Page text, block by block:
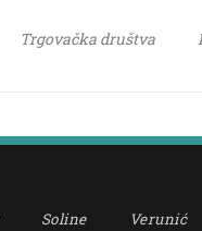
Trgovačka društva
Soline Verunić